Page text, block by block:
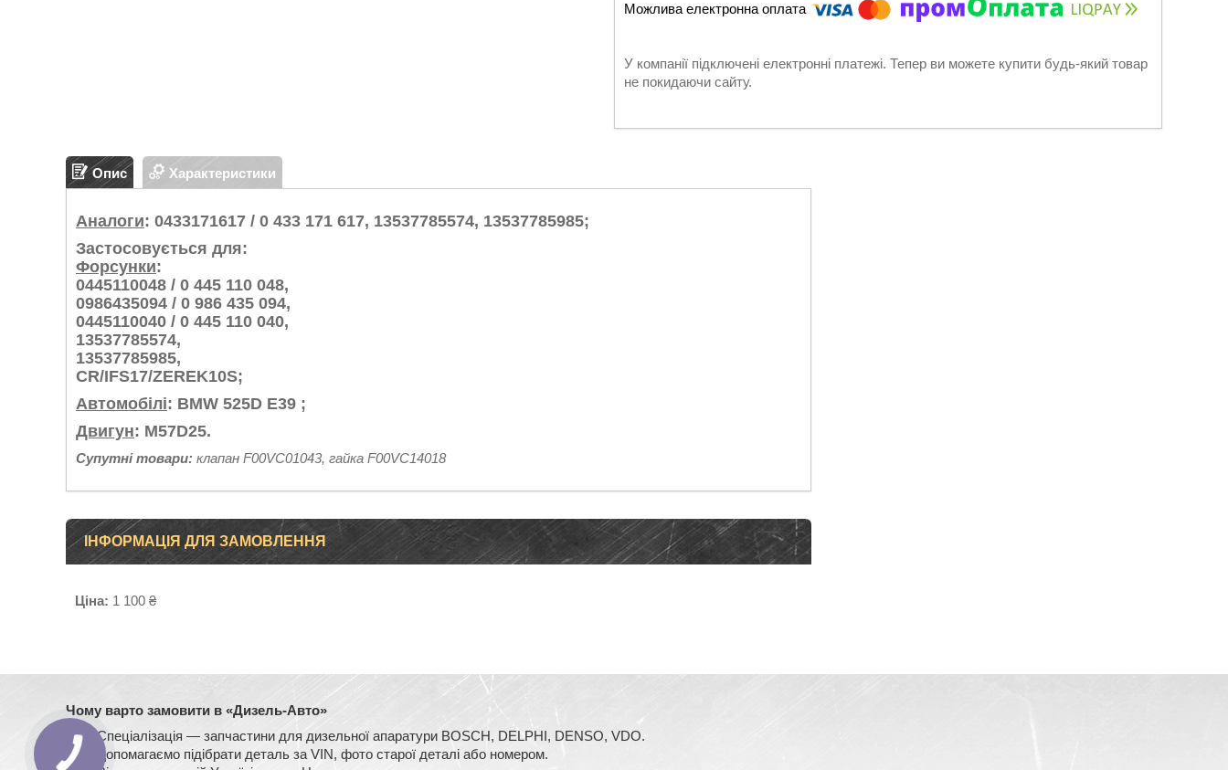
У компанії підключені електронні платежі. Тепер ви можете купити будь-який товар
не покидаючи сайту.
Опис Характеристики
Аналоги: 0433171617 / 0 433 171 617, 13537785574, 13537785985;
Застосовується для:
Форсунки:
0445110048 / 0 445 110 048,
0986435094 / 0 986 435 094,
0445110040 / 0 445 110 040,
13537785574,
13537785985,
CR/IFS17/ZEREK10S;
Автомобілі: BMW 525D E39 ;
Двигун: M57D25.
Супутні товари: клапан F00VC01043, гайка F00VC14018
ІНФОРМАЦІЯ ДЛЯ ЗАМОВЛЕННЯ
Ціна: 1 100 ₴
Чому варто замовити в «Дизель-Авто»
Спеціалізація — запчастини для дизельної апаратури BOSCH, DELPHI, DENSO, VDO.
Допомагаємо підібрати деталь за VIN, фото старої деталі або номером.